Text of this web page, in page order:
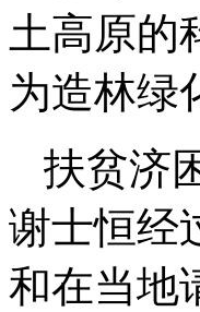
土高原的
为造林绿
扶贫济
谢士恒经
和在当地